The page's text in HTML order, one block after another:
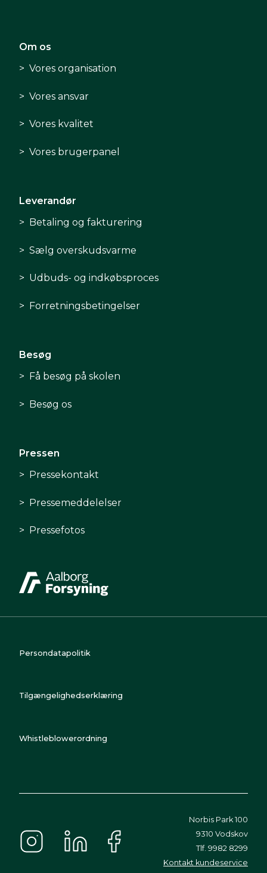
Om os
Vores organisation
Vores ansvar
Vores kvalitet
Vores brugerpanel
Leverandør
Betaling og fakturering
Sælg overskudsvarme
Udbuds- og indkøbsproces
Forretningsbetingelser
Besøg
Få besøg på skolen
Besøg os
Pressen
Pressekontakt
Pressemeddelelser
Pressefotos
Persondatapolitik
Tilgængelighedserklæring
Whistleblowerordning
Norbis Park 100
9310 Vodskov
Tlf. 9982 8299
Kontakt kundeservice